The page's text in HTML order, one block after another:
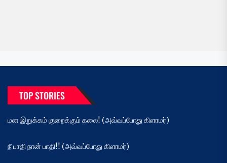
TOP STORIES
மன இறுக்கம் குறைக்கும் கலை! (அவ்வப்போது கிளாமர்)
நீ பாதி நான் பாதி!! (அவ்வப்போது கிளாமர்)